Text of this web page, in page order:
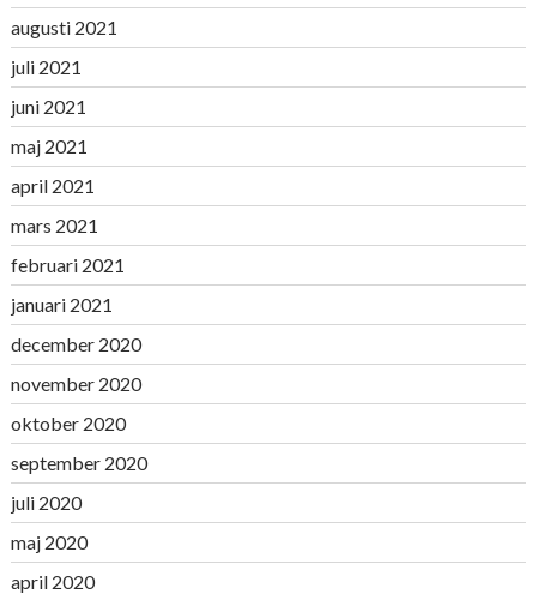
augusti 2021
juli 2021
juni 2021
maj 2021
april 2021
mars 2021
februari 2021
januari 2021
december 2020
november 2020
oktober 2020
september 2020
juli 2020
maj 2020
april 2020